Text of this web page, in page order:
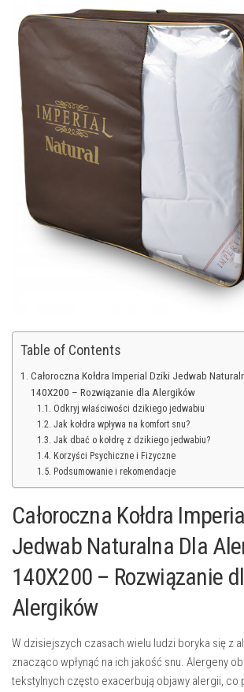
Table of Contents
Całoroczna Kołdra Imperial Dziki Jedwab
140X200 – Rozwiązanie dla Alergików
Odkryj właściwości dzikiego jedwabiu
Jak kołdra wpływa na komfort snu?
Jak dbać o kołdrę z dzikiego jedwabiu?
Korzyści Psychiczne i Fizyczne
Podsumowanie i rekomendacje
Całoroczna Kołdra
Jedwab Naturalna Dla
140X200 – Rozwiązanie
Alergików
W dzisiejszych czasach wielu ludzi boryka się z
znacząco wpłynąć na ich jakość snu. Alergeny
tekstylnych często exacerbują objawy alergii, co